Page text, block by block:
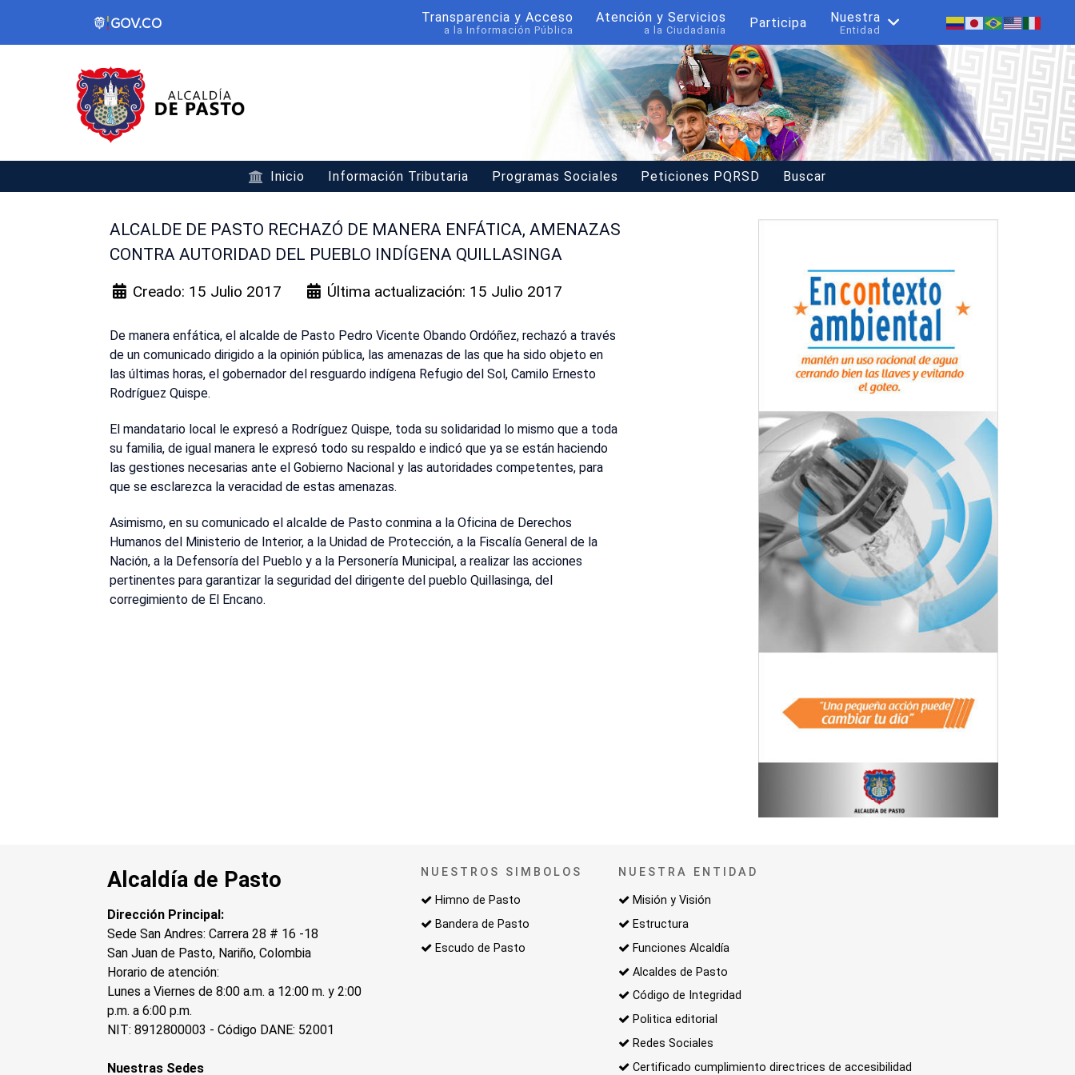
Transparencia y Acceso
a la Información Pública
Atención y Servicios
a la Ciudadanía Participa Nuestra
Entidad
Inicio Información Tributaria Programas Sociales Peticiones PQRSD Buscar
ALCALDE DE PASTO RECHAZÓ DE MANERA ENFÁTICA, AMENAZAS
CONTRA AUTORIDAD DEL PUEBLO INDÍGENA QUILLASINGA
Creado: 15 Julio 2017 Última actualización: 15 Julio 2017
De manera enfática, el alcalde de Pasto Pedro Vicente Obando Ordóñez, rechazó a través
de un comunicado dirigido a la opinión pública, las amenazas de las que ha sido objeto en
las últimas horas, el gobernador del resguardo indígena Refugio del Sol, Camilo Ernesto
Rodríguez Quispe.
El mandatario local le expresó a Rodríguez Quispe, toda su solidaridad lo mismo que a toda
su familia, de igual manera le expresó todo su respaldo e indicó que ya se están haciendo
las gestiones necesarias ante el Gobierno Nacional y las autoridades competentes, para
que se esclarezca la veracidad de estas amenazas.
Asimismo, en su comunicado el alcalde de Pasto conmina a la Oficina de Derechos
Humanos del Ministerio de Interior, a la Unidad de Protección, a la Fiscalía General de la
Nación, a la Defensoría del Pueblo y a la Personería Municipal, a realizar las acciones
pertinentes para garantizar la seguridad del dirigente del pueblo Quillasinga, del
corregimiento de El Encano.
Alcaldía de Pasto
Dirección Principal:
Sede San Andres: Carrera 28 # 16 -18
San Juan de Pasto, Nariño, Colombia
Horario de atención:
Lunes a Viernes de 8:00 a.m. a 12:00 m. y 2:00
p.m. a 6:00 p.m.
NIT: 8912800003 - Código DANE: 52001
Nuestras Sedes
NUESTROS SIMBOLOS
Himno de Pasto
Bandera de Pasto
Escudo de Pasto
NUESTRA ENTIDAD
Misión y Visión
Estructura
Funciones Alcaldía
Alcaldes de Pasto
Código de Integridad
Politica editorial
Redes Sociales
Certificado cumplimiento directrices de accesibilidad